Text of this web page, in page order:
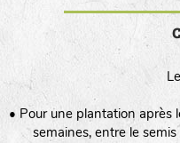
• Pour une plantation après
semaines, entre le